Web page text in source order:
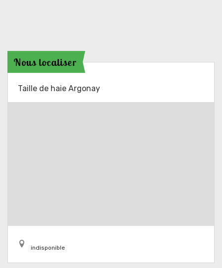
Nous localiser
Taille de haie Argonay
indisponible